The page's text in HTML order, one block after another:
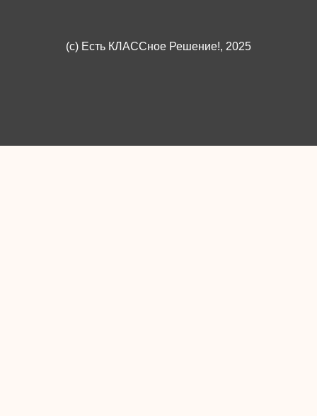
(c) Есть КЛАССное Решение!, 2025